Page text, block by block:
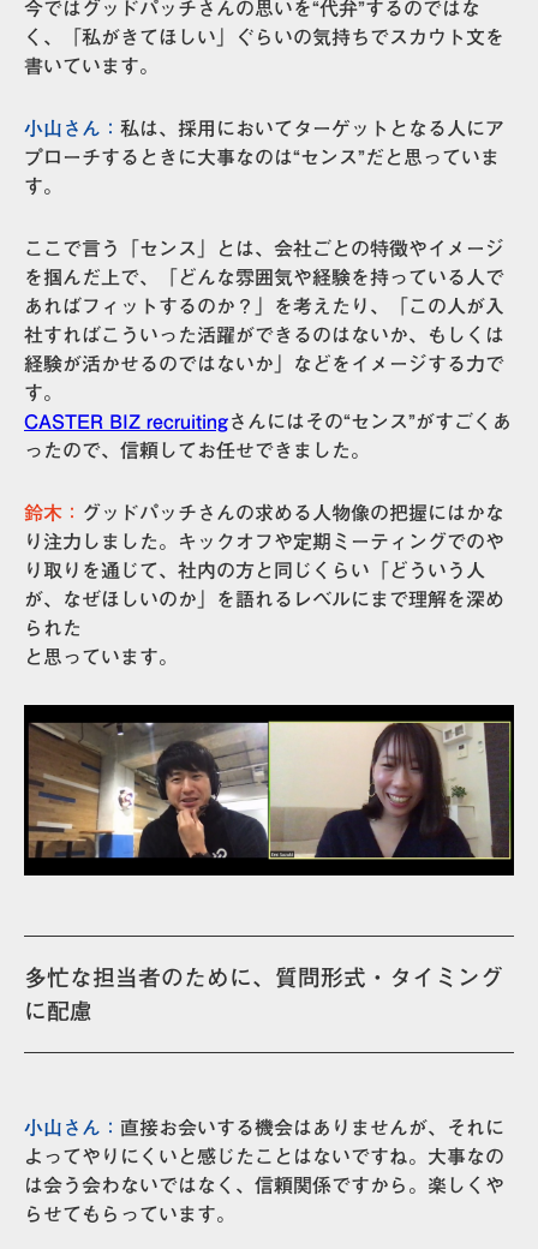
今ではグッドパッチさんの思いを“代弁”するのではな
く、「私がきてほしい」ぐらいの気持ちでスカウト文を
書いています。
小山さん： 私は、採用においてターゲットとなる人にア
プローチするときに大事なのは“センス”だと思っていま
す。
ここで言う「センス」とは、会社ごとの特徴やイメージ
を掴んだ上で、「どんな雰囲気や経験を持っている人で
あればフィットするのか？」を考えたり、「この人が入
社すればこういった活躍ができるのはないか、もしくは
経験が活かせるのではないか」などをイメージする力で
す。
CASTER BIZ recruitingさんにはその“センス”がすごくあ
ったので、信頼してお任せできました。
鈴木： グッドパッチさんの求める人物像の把握にはかな
り注力しました。キックオフや定期ミーティングでのや
り取りを通じて、 社内の方と同じくらい「どういう人
が、なぜほしいのか」を語れるレベルにまで理解を深め
られた
と思っています。
多忙な担当者のために、質問形式・タイミング
に配慮
小山さん： 直接お会いする機会はありませんが、それに
よってやりにくいと感じたことはないですね。大事なの
は会う会わないではなく、信頼関係ですから。楽しくや
らせてもらっています。